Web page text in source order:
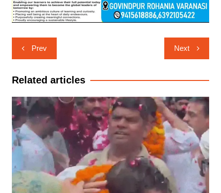
Post
navigation
Prev Next
Related articles